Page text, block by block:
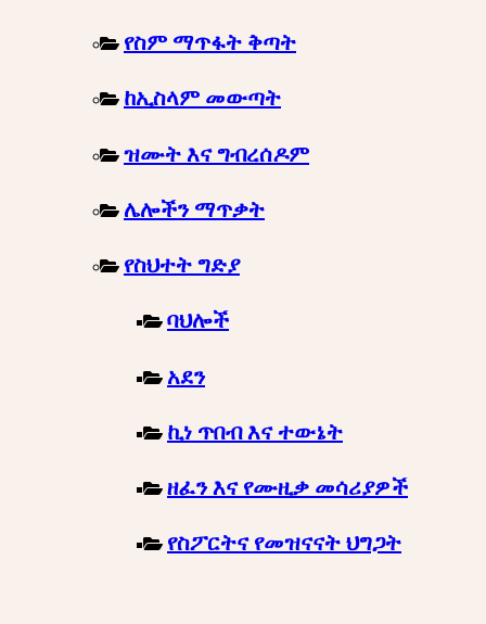
የስም ማጥፋት ቅጣት
ከኢስላም መውጣት
ዝሙት እና ግብረሰዶም
ሌሎችን ማጥቃት
የስህተት ግድያ
ባህሎች
አደን
ኪነ ጥበብ እና ተውኔት
ዘፈን እና የሙዚቃ መሳሪያዎች
የስፖርትና የመዝናናት ህግጋት